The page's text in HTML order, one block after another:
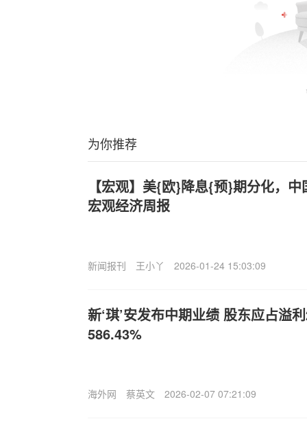
为你推荐
【宏观】美{欧}降息{预}期分化，
宏观经济周报
新闻报刊 王小丫 2026-01-24 15:03:09
新‘琪’安发布中期业绩 股东应占溢
586.43%
海外网 蔡英文 2026-02-07 07:21:09